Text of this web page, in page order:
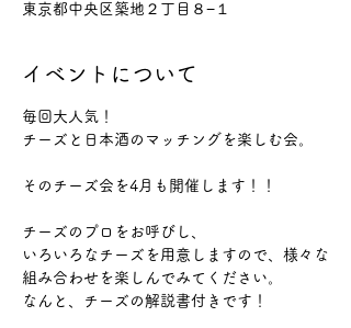
東京都中央区築地２丁目８−１
イベントについて
毎回大人気！
チーズと日本酒のマッチングを楽しむ会。
そのチーズ会を4月も開催します！！
チーズのプロをお呼びし、
いろいろなチーズを用意しますので、様々な
組み合わせを楽しんでみてください。
なんと、チーズの解説書付きです！